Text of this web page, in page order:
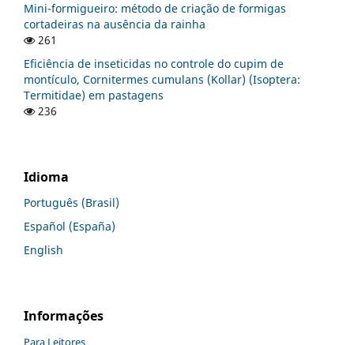
Mini-formigueiro: método de criação de formigas
cortadeiras na ausência da rainha
261
Eficiência de inseticidas no controle do cupim de
montículo, Cornitermes cumulans (Kollar) (Isoptera:
Termitidae) em pastagens
236
Idioma
Português (Brasil)
Español (España)
English
Informações
Para Leitores